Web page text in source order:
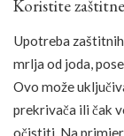
Koristite
Upotreba
mrlja od joda,
Ovo može
prekrivača ili čak
očistiti. Na